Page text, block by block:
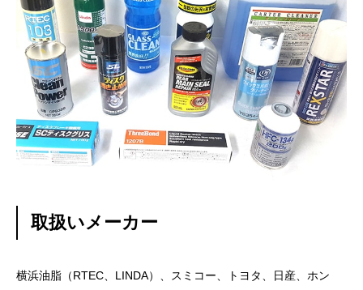
取扱いメーカー
横浜油脂（RTEC、LINDA）、スミコー、トヨタ、日産、ホン